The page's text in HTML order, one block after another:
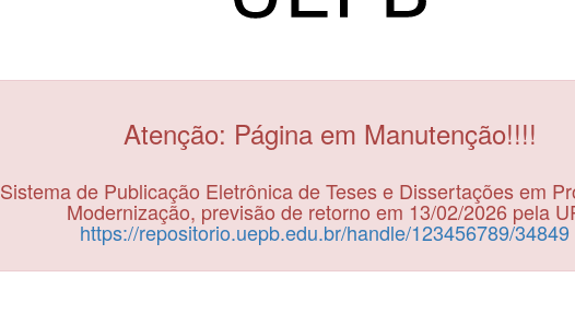
Atenção: Página em Manutenção!!!!
Sistema de Publicação Eletrônica de Teses e Dissertações em
Modernização, previsão de retorno em 13/02/2026 pela
https://repositorio.uepb.edu.br/handle/123456789/34849